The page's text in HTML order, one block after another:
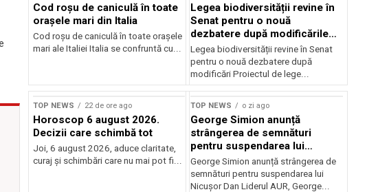
Cod roșu de caniculă în toate
orașele mari din Italia
Cod roșu de caniculă în toate orașele
mari ale Italiei Italia se confruntă cu...
Legea biodiversității revine în
Senat pentru o nouă
dezbatere după modificările
deputaților
Legea biodiversității revine în Senat
pentru o nouă dezbatere după
modificări Proiectul de lege...
TOP NEWS 22 de ore ago
Horoscop 6 august 2026.
Decizii care schimbă tot
Joi, 6 august 2026, aduce claritate,
curaj și schimbări care nu mai pot fi...
TOP NEWS o zi ago
George Simion anunță
strângerea de semnături
pentru suspendarea lui
Nicușor Dan
George Simion anunță strângerea de
semnături pentru suspendarea lui
Nicușor Dan Liderul AUR, George...